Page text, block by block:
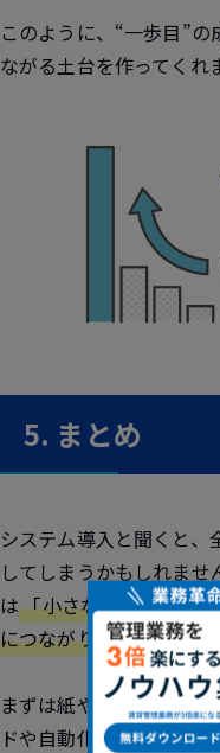
このように、“一歩目”
ながる土台を作ってくれ
5. まとめ
システム導入と聞くと
してしまうかもしれま
は「小さな改善の積み
につながります。
まずは紙やExcelで負担
ドや自動化ツールを使